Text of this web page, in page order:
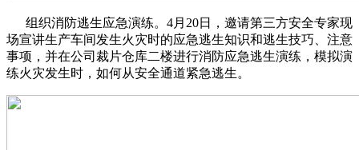
组织消防逃生应急演练。4月20日，邀请第三方安全专家现
场宣讲生产车间发生火灾时的应急逃生知识和逃生技巧、注意
事项，并在公司裁片仓库二楼进行消防应急逃生演练，模拟演
练火灾发生时，如何从安全通道紧急逃生。